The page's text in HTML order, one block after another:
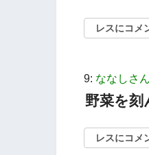
レスにコメ
9: ななしさん
野菜を
レスにコメ